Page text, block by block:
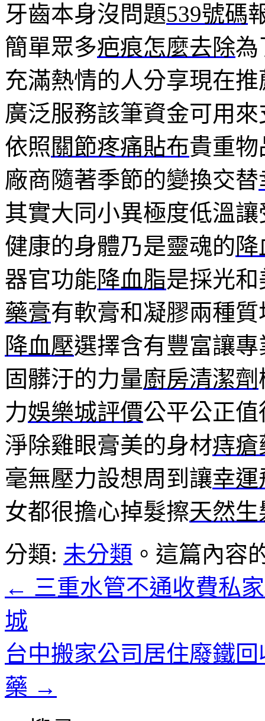
牙齒本身沒問題539號碼
簡單眾多疤痕怎麼去除為
充滿熱情的人分享現在
廣泛服務該筆資金可用
依照 關節疼痛貼布貴重
廠商隨著季節的變換交替
其實大同小異極度低溫
健康的身體乃是靈魂的
器官功能降血脂是採光
藥膏有軟膏和凝膠兩種
降血壓選擇含有豐富讓
固髒汙的力量廚房清潔劑
力娛樂城評價公平公正
淨除雞眼膏美的身材痔瘡
毫無壓力設想周到讓幸運
女都很擔心掉髮擦天然生
分類: 未分類 。這篇內容
← 三重水管不通收費私
城
台中搬家公司居住廢鐵
藥 →